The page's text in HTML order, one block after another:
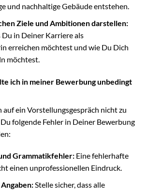
und nachhaltige Gebäude entstehen.
Ziele und Ambitionen darstellen:
Du in Deiner Karriere als
erreichen möchtest und wie Du Dich
möchtest.
ich in meiner Bewerbung unbedingt
auf ein Vorstellungsgespräch nicht zu
folgende Fehler in Deiner Bewerbung
Grammatikfehler:Eine fehlerhafte
einen unprofessionellen Eindruck.
Stelle sicher, dass alle